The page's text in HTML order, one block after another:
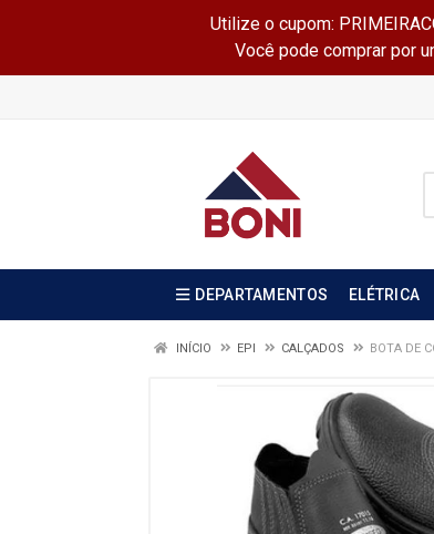
Utilize o cupom:
Você pode comprar por
DEPARTAMENTOS ELÉTRICA
INÍCIO EPI CALÇADOS BOTA DE